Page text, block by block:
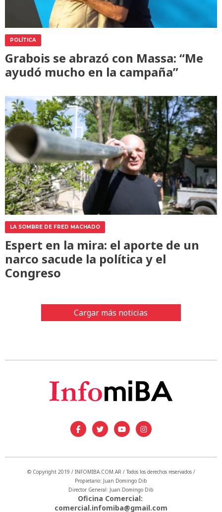
POLÍTICA
Grabois se abrazó con Massa: “Me
ayudó mucho en la campaña”
LA SOMBRE DE FRED MACHADO
Espert en la mira: el aporte de un
narco sacude la política y el
Congreso
Cargar más noticias
© Copyright 2019 / INFOMIBA.COM.AR / Todos los derechos reservados /
Propietario: Juan Domingo Dib
Director General: Juan Domingo Dib
Oficina Comercial:
comercial.infomiba@gmail.com